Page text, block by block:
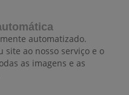
automatizado.
site ao nosso serviço e o
as imagens e as